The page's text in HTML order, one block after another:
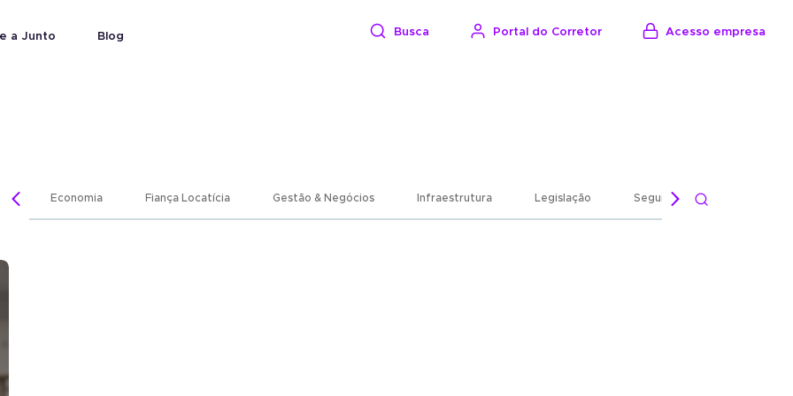
a Junto Blog Busca Portal do Corretor Acesso empresa
sem bloquear recursos.
fecharem contratos.
Economia Fiança Locatícia Gestão & Negócios Infraestrutura Legislação Seguro Garantia